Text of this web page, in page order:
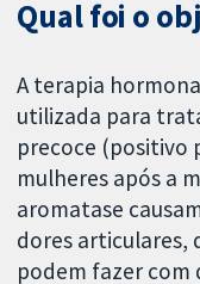
Qual foi o
A terapia
utilizada para
precoce (positivo
mulheres após a
aromatase
dores articulares,
podem fazer com